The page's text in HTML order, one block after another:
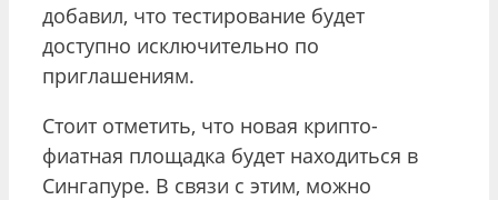
добавил, что тестирование будет
доступно исключительно по
приглашениям.
Стоит отметить, что новая крипто-
фиатная площадка будет находиться в
Сингапуре. В связи с этим, можно